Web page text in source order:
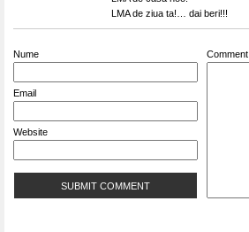
LMA de ziua ta!… dai beri!!!
Nume
Email
Website
Comment